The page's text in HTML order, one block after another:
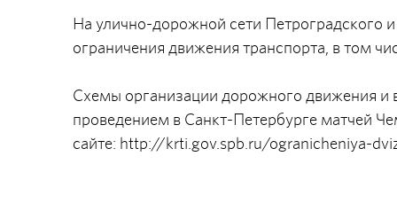
На улично-дорожной сети Петроградского
ограничения движения транспорта, в том
Схемы организации дорожного движения и
проведением в Санкт-Петербурге матчей
сайте: http://krti.gov.spb.ru/ogranicheniya-